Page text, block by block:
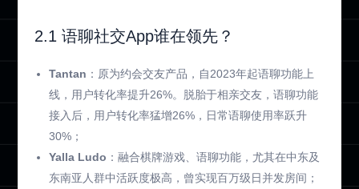
2.1 语聊社交App谁在领先？
Tantan ：原为约会交友产品，自2023年起语聊功能上
线，用户转化率提升26%。脱胎于相亲交友，语聊功能
接入后，用户转化率猛增26%，日常语聊使用率跃升
30%；
Yalla Ludo ：融合棋牌游戏、语聊功能，尤其在中东及
东南亚人群中活跃度极高，曾实现百万级日并发房间；